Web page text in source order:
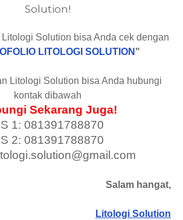
Solution!
Solution bisa Anda cek dengan
LITOLOGI SOLUTION "
Litologi Solution bisa Anda hubungi
kontak dibawah
Sekarang Juga!
1: 081391788870
2: 081391788870
Salam hangat,
Litologi Solution